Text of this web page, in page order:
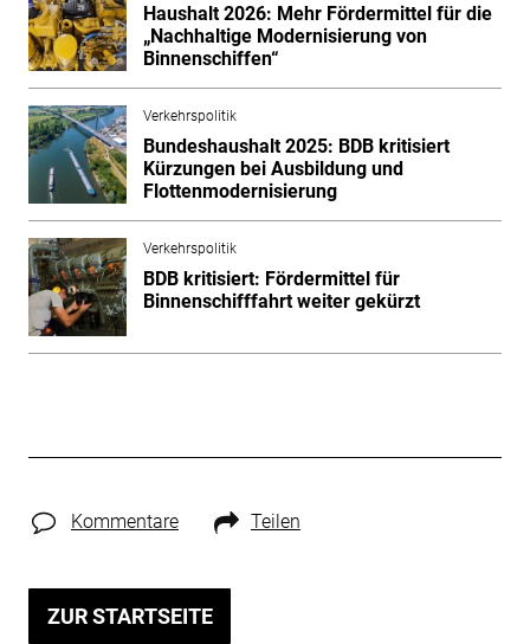
Haushalt 2026: Mehr Fördermittel für die
„Nachhaltige Modernisierung von
Binnenschiffen“
Verkehrspolitik
Bundeshaushalt 2025: BDB kritisiert
Kürzungen bei Ausbildung und
Flottenmodernisierung
Verkehrspolitik
BDB kritisiert: Fördermittel für
Binnenschifffahrt weiter gekürzt
Kommentare Teilen
ZUR STARTSEITE